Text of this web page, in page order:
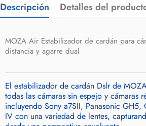
Descripción Detalles del
MOZA Air Estabilizador de cardán para
distancia y agarre dual
El estabilizador de cardán Dslr de
todas las cámaras sin espejo y cámaras
incluyendo Sony a7SII, Panasonic GH5,
IV con una variedad de lentes,